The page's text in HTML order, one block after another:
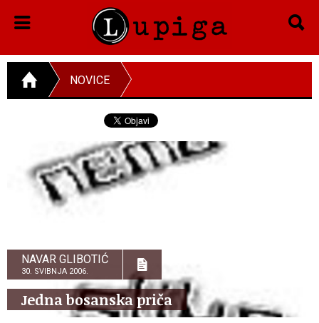
NOVICE
NAVAR GLIBOTIĆ
30. SVIBNJA 2006.
Jedna bosanska priča